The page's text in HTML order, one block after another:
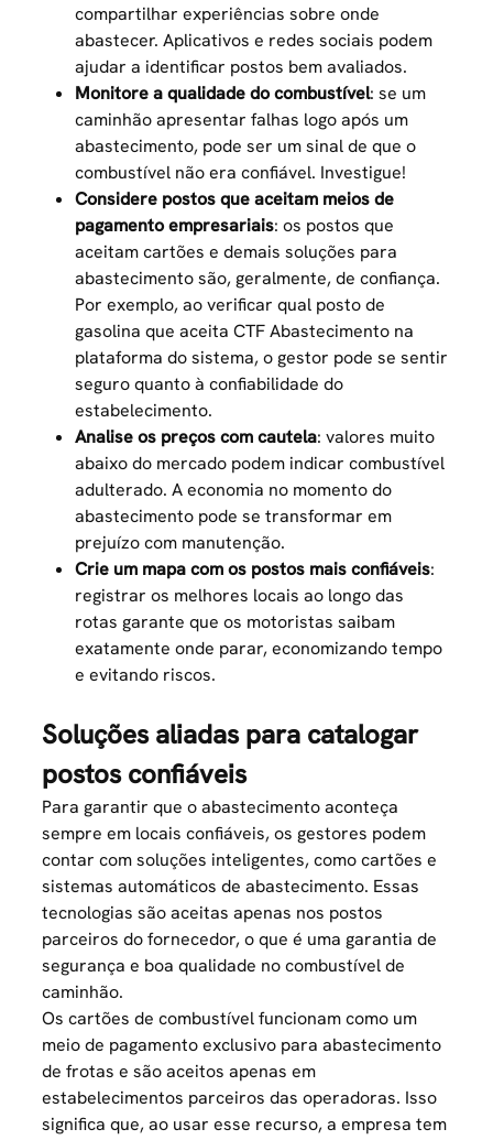
compartilhar experiências sobre onde
abastecer. Aplicativos e redes sociais podem
ajudar a identificar postos bem avaliados.
Monitore a qualidade do combustível: se um
caminhão apresentar falhas logo após um
abastecimento, pode ser um sinal de que o
combustível não era confiável. Investigue!
Considere postos que aceitam meios de
pagamento empresariais: os postos que
aceitam cartões e demais soluções para
abastecimento são, geralmente, de confiança.
Por exemplo, ao verificar qual posto de
gasolina que aceita CTFAbastecimento na
plataforma do sistema, o gestor pode se sentir
seguro quanto à confiabilidade do
estabelecimento.
Analise os preços com cautela: valores muito
abaixo do mercado podem indicar combustível
adulterado. A economia no momento do
abastecimento pode se transformar em
prejuízo com manutenção.
Crie um mapa com os postos mais confiáveis:
registrar os melhores locais ao longo das
rotas garante que os motoristas saibam
exatamente onde parar, economizando tempo
e evitando riscos.
Soluções aliadas para catalogar
postos confiáveis
Para garantir que o abastecimento aconteça
sempre em locais confiáveis, os gestores podem
contar com soluções inteligentes, como cartões e
sistemas automáticos de abastecimento. Essas
tecnologias são aceitas apenas nos postos
parceiros do fornecedor, o que é uma garantia de
segurança e boa qualidade nocombustível de
caminhão.
Os cartões de combustível funcionam como um
meio de pagamento exclusivo para abastecimento
de frotas e são aceitos apenas em
estabelecimentos parceiros das operadoras. Isso
significa que, ao usar esse recurso, a empresa tem